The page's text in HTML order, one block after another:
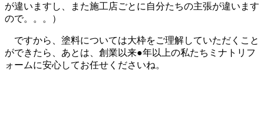
が違いますし、また施工店ごとに自分たちの主張が違います
ので。。。）
ですから、塗料については大枠をご理解していただくこと
ができたら、あとは、創業以来●年以上の私たちミナトリフ
ォームに安心してお任せくださいね。